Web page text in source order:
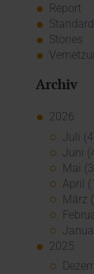
Report
Stories
Archiv
2026
Juli
Juni
Mai
April
März
2025